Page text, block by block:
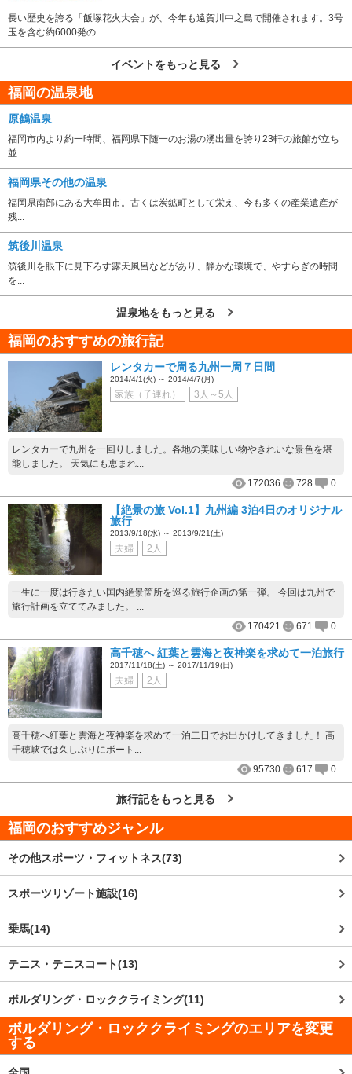
長い歴史を誇る「飯塚花火大会」が、今年も遠賀川中之島で開催されます。3号
玉を含む約6000発の...
イベントをもっと見る
福岡の温泉地
原鶴温泉
福岡市内より約一時間、福岡県下随一のお湯の湧出量を誇り23軒の旅館が立ち
並...
福岡県その他の温泉
福岡県南部にある大牟田市。古くは炭鉱町として栄え、今も多くの産業遺産が
残...
筑後川温泉
筑後川を眼下に見下ろす露天風呂などがあり、静かな環境で、やすらぎの時間
を...
温泉地をもっと見る
福岡のおすすめの旅行記
レンタカーで周る九州一周７日間
2014/4/1(火) ～ 2014/4/7(月)
家族（子連れ） 3人～5人
レンタカーで九州を一回りしました。各地の美味しい物やきれいな景色を堪
能しました。 天気にも恵まれ...
172036
728 0
【絶景の旅 Vol.1】九州編 3泊4日のオリジナル
旅行
2013/9/18(水) ～ 2013/9/21(土)
夫婦 2人
一生に一度は行きたい国内絶景箇所を巡る旅行企画の第一弾。 今回は九州で
旅行計画を立ててみました。 ...
170421
671 0
高千穂へ 紅葉と雲海と夜神楽を求めて一泊旅行
2017/11/18(土) ～ 2017/11/19(日)
夫婦 2人
高千穂へ紅葉と雲海と夜神楽を求めて一泊二日でお出かけしてきました！ 高
千穂峡では久しぶりにボート...
95730
617 0
旅行記をもっと見る
福岡のおすすめジャンル
その他スポーツ・フィットネス(73)
スポーツリゾート施設(16)
乗馬(14)
テニス・テニスコート(13)
ボルダリング・ロッククライミング(11)
ボルダリング・ロッククライミングのエリアを変更
する